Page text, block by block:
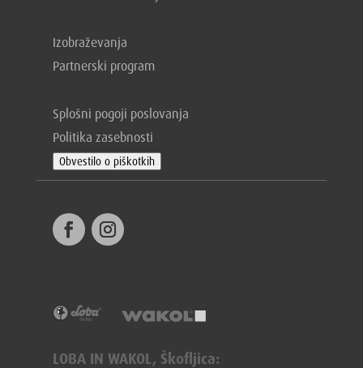
Izobraževanja
Partnerski program
Splošni pogoji poslovanja
Politika zasebnosti
Obvestilo o piškotkih
LOBA IN WAKOL, Škofljica: